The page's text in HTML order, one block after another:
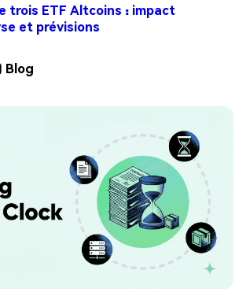
trois ETF Altcoins : impact
et prévisions
Blog